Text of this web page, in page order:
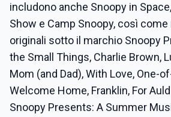
includono anche Snoopy in
Show e Camp Snoopy, così
originali sotto il marchio Snoopy
the Small Things, Charlie Brown,
Mom (and Dad), With Love, One-
Welcome Home, Franklin, For
Snoopy Presents: A Summer